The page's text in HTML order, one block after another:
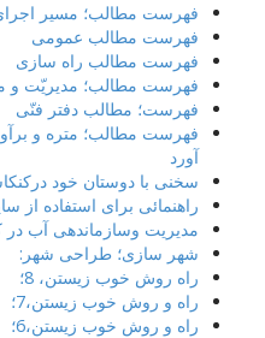
فهرست مطالب؛ مسیر
فهرست مطالب عمومی
فهرست مطالب راه سازی
فهرست مطالب؛ مدیریّت و
فهرست؛ مطالب دفتر فنّی
فهرست مطالب؛ متره و
آورد
سخنی با دوستان خود
راهنمائی برای استفاده از
مدیریت وسازماندهی آب در
شهر سازی؛ طراحی شهر:
راه روش خوب زیستن، 8؛
راه و روش خوب زیستن،7؛
راه و روش خوب زیستن،6؛